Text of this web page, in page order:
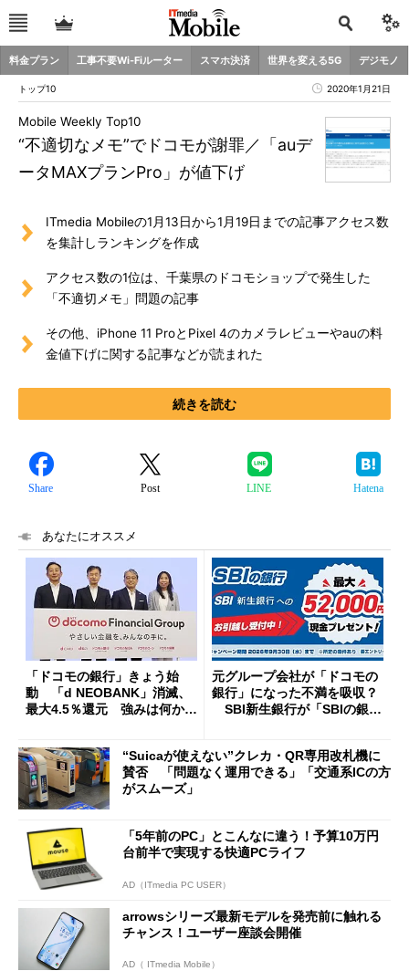
料金プラン 工事不要Wi-Fiルーター スマホ決済 世界を変える5G デジモノ
トップ10 2020年1月21日
“不適切なメモ”でドコモが謝罪／「auデ
ータMAXプランPro」が値下げ
Mobile Weekly Top10
ITmedia Mobileの1月13日から1月19日までの記事アクセス数
を集計しランキングを作成
アクセス数の1位は、千葉県のドコモショップで発生した
「不適切メモ」問題の記事
その他、iPhone 11 ProとPixel 4のカメラレビューやauの料
金値下げに関する記事などが読まれた
続きを読む
Share Post LINE Hatena
あなたにオススメ
「ドコモの銀行」きょう始
動 「d NEOBANK」消滅、
最大4.5％還元 強みは何か解
元グループ会社が「ドコモの
銀行」になった不満を吸収？
SBI新生銀行が「SBIの銀
開催
“Suicaが使えない”クレカ・QR専用改札機に
賛否 「問題なく運用できる」「交通系ICの方
がスムーズ」
「5年前のPC」とこんなに違う！予算10万円
台前半で実現する快適PCライフ
AD（ITmedia PC USER）
arrowsシリーズ最新モデルを発売前に触れる
チャンス！ユーザー座談会開催
AD（ ITmedia Mobile）